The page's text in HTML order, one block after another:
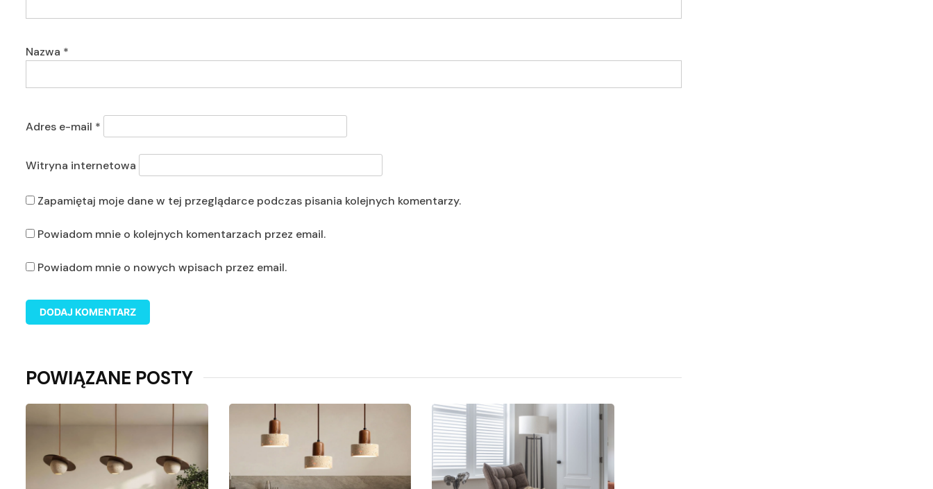
Nazwa *
Adres e-mail *
Witryna internetowa
Zapamiętaj moje dane w tej przeglądarce podczas pisania kolejnych komentarzy.
Powiadom mnie o kolejnych komentarzach przez email.
Powiadom mnie o nowych wpisach przez email.
POWIĄZANE POSTY